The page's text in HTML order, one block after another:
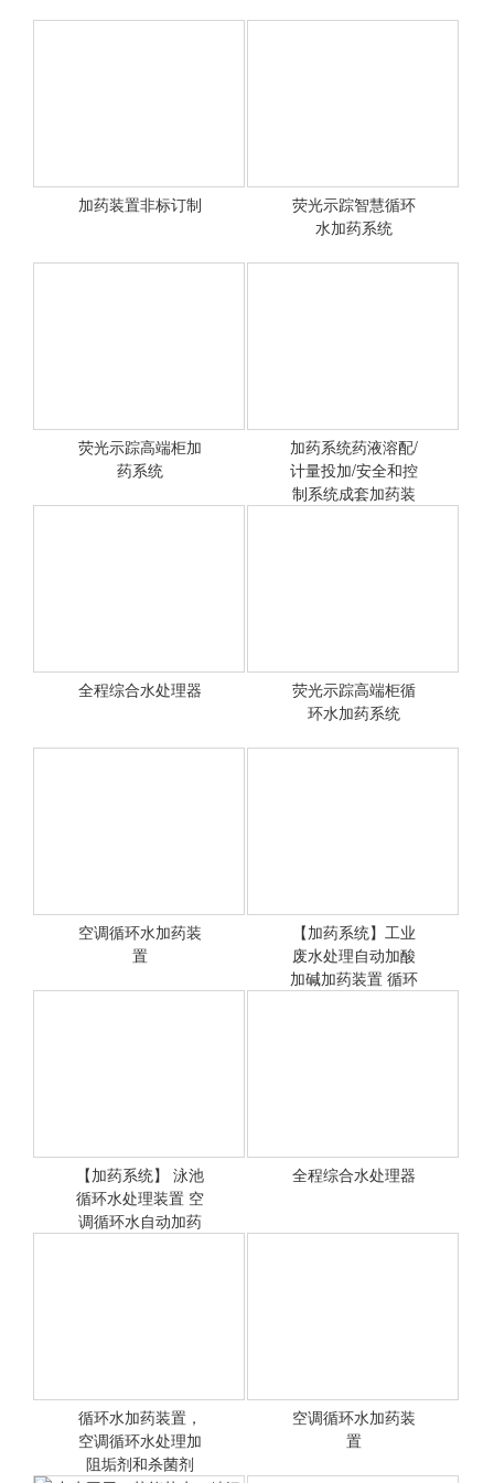
<查看详情>
<查看详情>
加药装置非标订制
<查看详情>
荧光示踪智慧循环
水加药系统
荧光示踪高端柜加
药系统
<查看详情>
加药系统药液溶配/
计量投加/安全和控
制系统成套加药装
<查看详情>
全程综合水处理器
<查看详情>
荧光示踪高端柜循
环水加药系统
<查看详情>
空调循环水加药装
置
【加药系统】工业
废水处理自动加酸
加碱加药装置 循环
<查看详情>
【加药系统】 泳池
循环水处理装置 空
调循环水自动加药
<查看详情>
全程综合水处理器
循环水加药装置，
空调循环水处理加
阻垢剂和杀菌剂
空调循环水加药装
置